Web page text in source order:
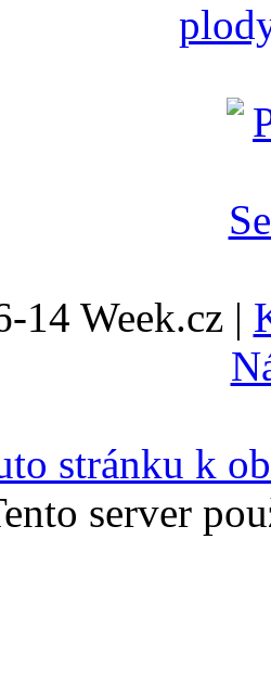
14 Week.cz |
stránku k
server